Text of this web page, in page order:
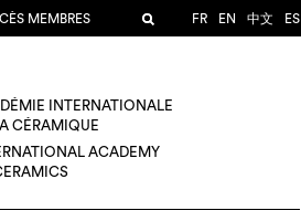
MEMBRES FR EN 中文 ES
INTERNATIONALE
CÉRAMIQUE
ACADEMY